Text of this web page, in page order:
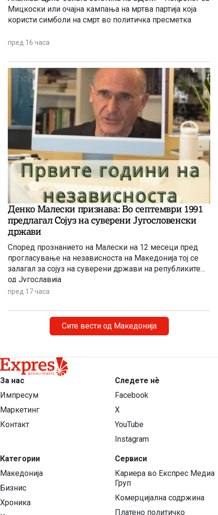
Мицкоски или очајна кампања на мртва партија која
користи симболи на смрт во политичка пресметка
пред 16 часа
Денко Малески признава: Во септември 1991
предлагал Сојуз на суверени Југословенски
држави
Според прознанието на Малески на 12 месеци пред
прогласување на независноста на Македонија тој се
залагал за сојуз на суверени држави на републиките
од Југославија
пред 17 часа
Сите вести од Македонија
За нас
Импресум
Маркетинг
Контакт
Категории
Македонија
Бизнис
Хроника
Следете нѐ
Facebook
X
YouTube
Instagram
Сервиси
Кариера во Експрес Медиа
Груп
Комерцијална содржина
Платено политичко